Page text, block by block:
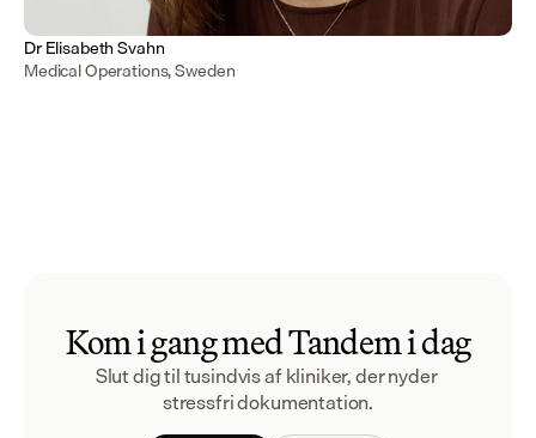
Dr Elisabeth Svahn
Medical Operations, Sweden
Kom i gang med Tandem i dag
Slut dig til tusindvis af kliniker, der nyder
stressfri dokumentation.